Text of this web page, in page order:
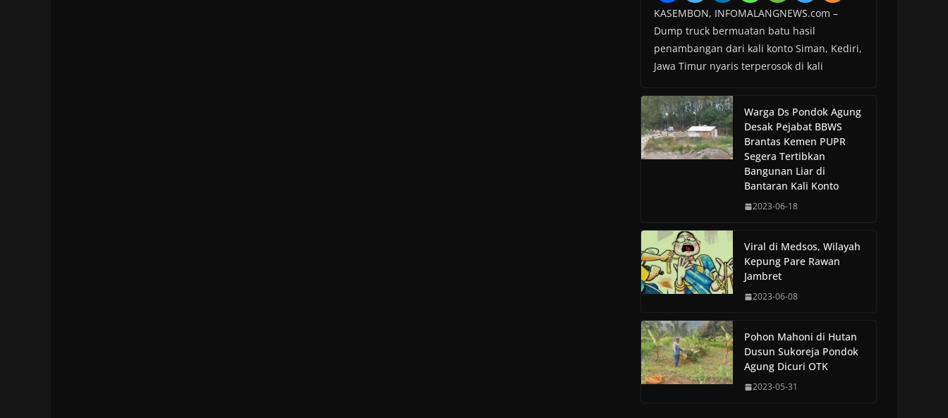
KASEMBON, INFOMALANGNEWS.com –
Dump truck bermuatan batu hasil
penambangan dari kali konto Siman, Kediri,
Jawa Timur nyaris terperosok di kali
Warga Ds Pondok Agung
Desak Pejabat BBWS
Brantas Kemen PUPR
Segera Tertibkan
Bangunan Liar di
Bantaran Kali Konto
2023-06-18
Viral di Medsos, Wilayah
Kepung Pare Rawan
Jambret
2023-06-08
Pohon Mahoni di Hutan
Dusun Sukoreja Pondok
Agung Dicuri OTK
2023-05-31